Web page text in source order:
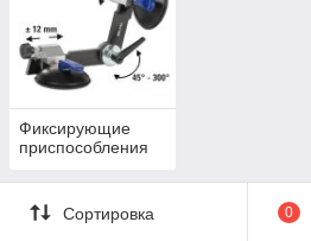
Фиксирующие
приспособления
Сортировка 0